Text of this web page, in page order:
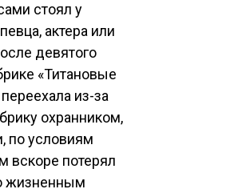
стоял у
актера или
девятого
«Титановые
из-за
охранником,
по условиям
вскоре потерял
жизненным